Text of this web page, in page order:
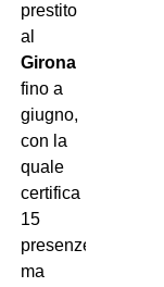
prestito
al
Girona
fino a
giugno,
con la
quale
certifica
15
presenze
ma